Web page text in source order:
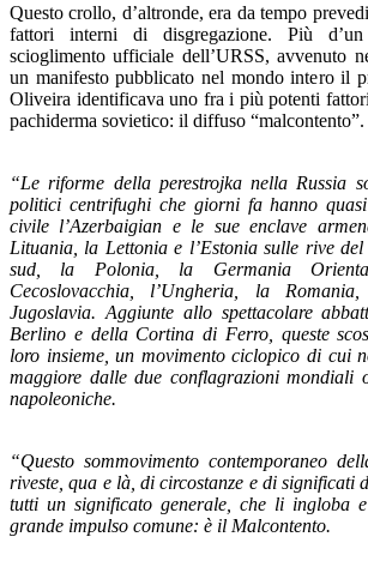
Questo crollo, d’altronde, era da tempo
fattori interni di disgregazione. Più
scioglimento ufficiale dell’URSS, avvenuto
un manifesto pubblicato nel mondo intero il
Oliveira identificava uno fra i più potenti
pachiderma sovietico: il diffuso
“Le riforme della perestrojka nella Russia
politici centrifughi che giorni fa hanno
civile l’Azerbaigian e le sue enclave
Lituania, la Lettonia e l’Estonia sulle rive
sud, la Polonia, la Germania
Cecoslovacchia, l’Ungheria, la
Jugoslavia. Aggiunte allo spettacolare
Berlino e della Cortina di Ferro, queste
loro insieme, un movimento ciclopico di cui
maggiore dalle due conflagrazioni mondiali
napoleoniche.
“Questo sommovimento contemporaneo
riveste, qua e là, di circostanze e di significati
tutti un significato generale, che li ingloba
grande impulso comune: è il Malcontento.